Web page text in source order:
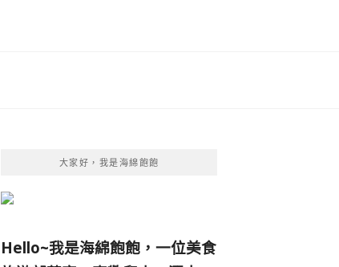
大家好，我是海綿飽飽
Hello~我是海綿飽飽，一位美食